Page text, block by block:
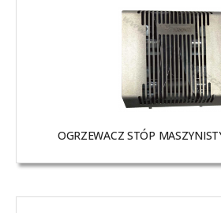
OGRZEWACZ STÓP